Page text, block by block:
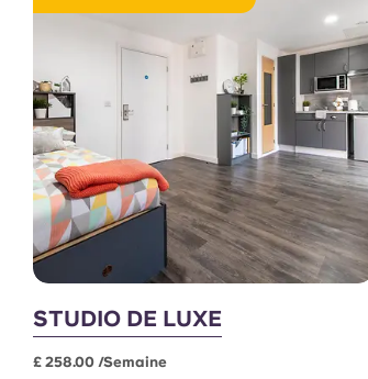
STUDIO DE LUXE
£ 258.00 /semaine